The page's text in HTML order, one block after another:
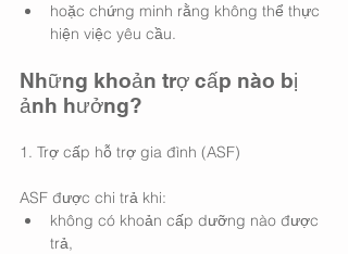
hoặc chứng minh rằng không thể thực
hiện việc yêu cầu.
Những khoản trợ cấp nào bị
ảnh hưởng?
1. Trợ cấp hỗ trợ gia đình (ASF)
ASF được chi trả khi:
không có khoản cấp dưỡng nào được
trả,